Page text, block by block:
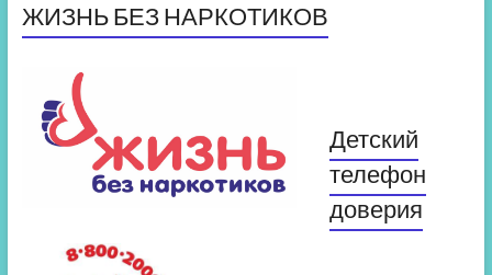
ЖИЗНЬ БЕЗ НАРКОТИКОВ
Детский
телефон
доверия